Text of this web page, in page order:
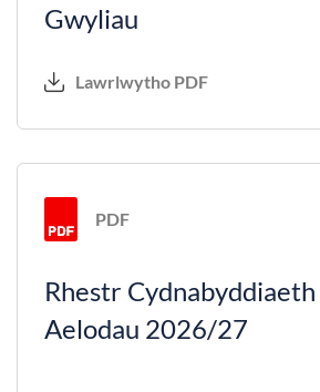
Gwyliau
Lawrlwytho PDF
PDF
Rhestr
Aelodau 2026/27